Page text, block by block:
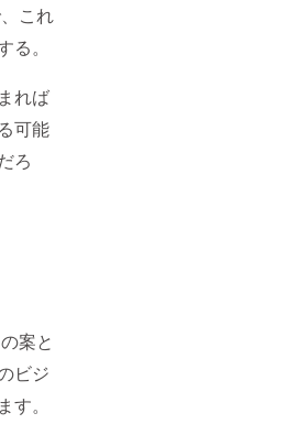
これ
。
れば
可能
ろ
案と
ビジ
。